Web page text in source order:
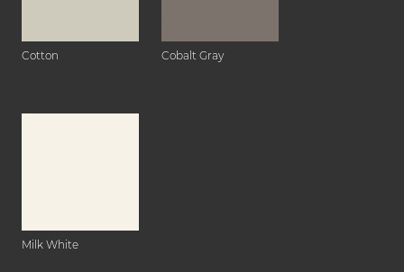
Cotton Cobalt Gray
Milk White